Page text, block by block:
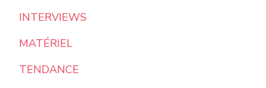
INTERVIEWS
MATÉRIEL
TENDANCE